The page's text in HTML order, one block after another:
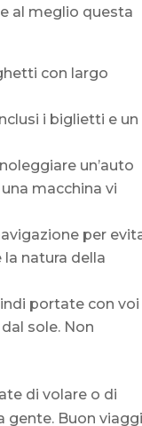
al meglio questa
con largo
i biglietti e un
un’auto
macchina vi
per
natura della
portate con voi
sole. Non
di volare o di
gente. Buon